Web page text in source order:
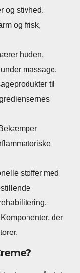
og stivhed.
og frisk,
huden,
massage.
til
Bekæmper
stoffer med
Komponenter, der